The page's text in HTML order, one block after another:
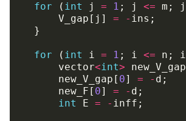
for ( int j = 1 ; j <= m ; j
V_gap [ j ] = - ins ;
}
for ( int i = 1 ; i <= n ; i
vector<int> new_V_gap
new_V_gap [ 0] = - d ;
new_F [ 0] = - d ;
int
E = - inff ;